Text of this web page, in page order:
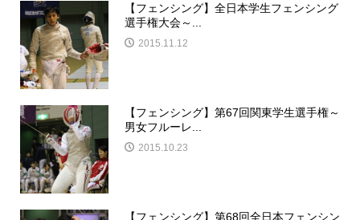
【フェンシング】全日本学生フェンシング
選手権大会～...
2015.11.12
【フェンシング】第67回関東学生選手権～
男女フルーレ...
2015.10.23
【フェンシング】第68回全日本フェンシン